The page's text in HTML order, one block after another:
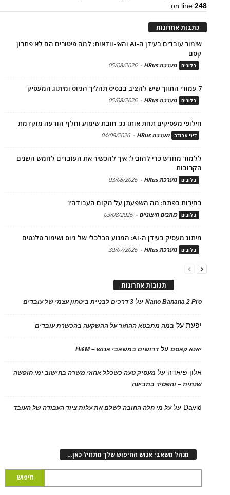
on line248
כתבות אחרונות
שימור עובדים בעידן ה-AI והאי-וודאות: למה פיטורים הם לא פתרון
קסם
בלוגים מערכת HRus -
05/08/2026
7 עמודי התווך שיש להציב בבסיס תהליך הגיוס ומיתוג המעסיק
בלוגים מערכת HRus -
05/08/2026
חילופי מעסיקים תחת אותו גג: חובת שימוע וחלף הודעה מוקדמת
דיני עבודה מערכת HRus -
04/08/2026
ללמוד מחדש כדי להוביל: איך להכשיר את העובדים לחמש השנים
הקרובות
בלוגים מערכת HRus -
03/08/2026
בחירות בפתח: מה השפעתן על מקום העבודה?
בלוגים כותבים חיצוניים -
03/08/2026
מיתוג מעסיק בעידן ה-AI: המנוע הכלכלי של גיוס ושימור טלנטים
בלוגים מערכת HRus -
30/07/2026
תגובות אחרונות
Nano Banana 2 Proעל 3 דרכים לבניית ביטחון עצמי של עובדים
יפעתעל במה מתבטא ההחזר על ההשקעה בהכשרת עובדים
יאנא קאסםעלדרושים במשאבי אנוש – H&M
אלון פיאדה על מעסיק טעה כשכלל אחוזי משרה בחישוב ימי חופשה
שנתית – והפסיד בתביעה
David עלעל מי חלה החובה לשלם את עלות ציוד העבודה של העובד
מנהל משאבי אנוש החיפוש שלך מתחיל כאן…